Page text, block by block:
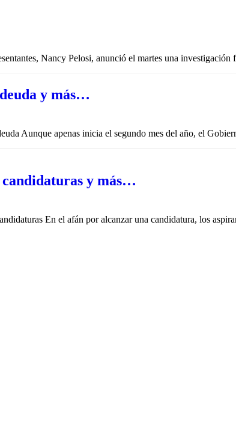
Nancy Pelosi, anunció el martes una
y más…
Aunque apenas inicia el segundo mes del año, el
y más…
En el afán por alcanzar una candidatura, los